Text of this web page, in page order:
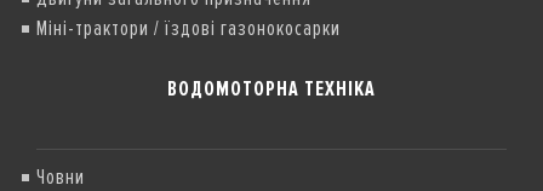
Міні-трактори / їздові газонокосарки
ВОДОМОТОРНА ТЕХНІКА
Човни